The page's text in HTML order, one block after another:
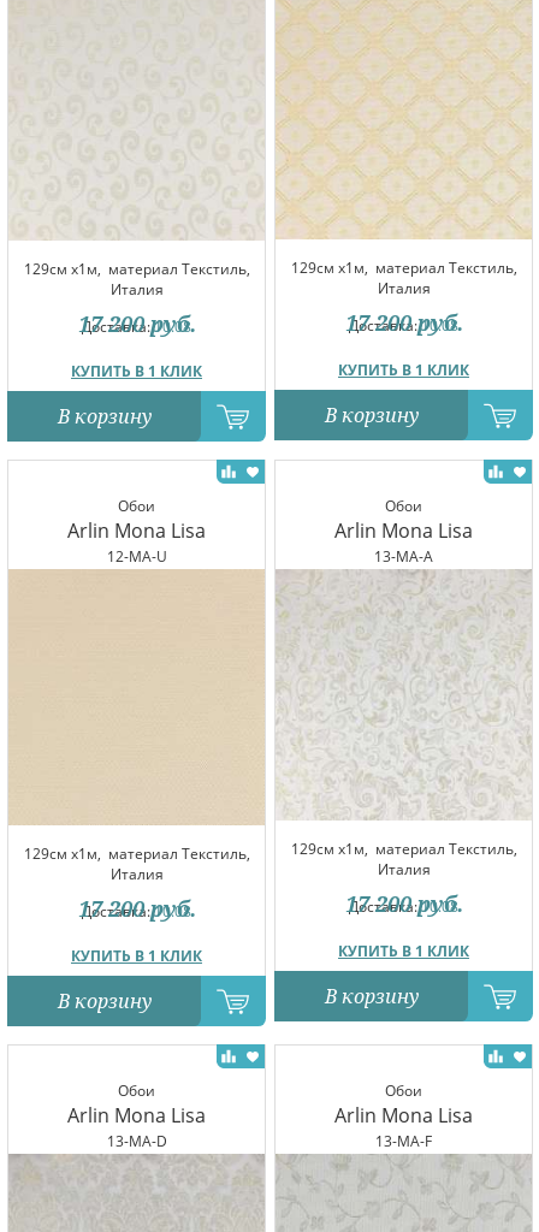
129см x1м, материал Текстиль,
Италия
Доставка:10.08
КУПИТЬ В 1 КЛИК
17 200 руб.
В корзину
129см x1м, материал Текстиль,
Италия
Доставка:10.08
КУПИТЬ В 1 КЛИК
17 200 руб.
В корзину
Обои
Arlin Mona Lisa
12-MA-U
129см x1м, материал Текстиль,
Италия
Доставка:10.08
КУПИТЬ В 1 КЛИК
17 200 руб.
В корзину
Обои
Arlin Mona Lisa
13-MA-A
129см x1м, материал Текстиль,
Италия
Доставка:10.08
КУПИТЬ В 1 КЛИК
17 200 руб.
В корзину
Обои
Arlin Mona Lisa
13-MA-D
Обои
Arlin Mona Lisa
13-MA-F